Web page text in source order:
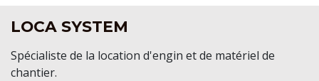
LOCA SYSTEM
Spécialiste de la location d'engin et de matériel de
chantier.